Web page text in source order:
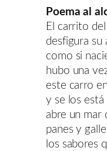
Poema al
El carrito
desfigura su
como si
hubo una
este carro
y se los está
abre un mar
panes y
los sabores